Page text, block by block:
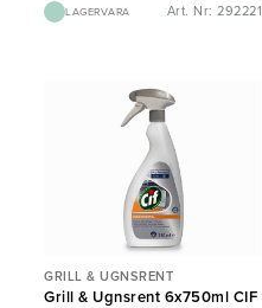
LAGERVARA Art. Nr: 292221
GRILL & UGNSRENT
Grill & Ugnsrent 6x750ml CIF